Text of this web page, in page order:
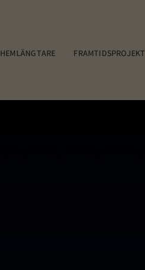
HEMLÄNGTARE FRAMTIDSPROJEKT